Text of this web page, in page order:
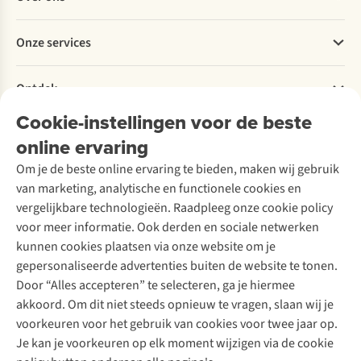
Cookie-instellingen voor de beste
online ervaring
Om je de beste online ervaring te bieden, maken wij gebruik
van marketing, analytische en functionele cookies en
vergelijkbare technologieën. Raadpleeg onze cookie policy
voor meer informatie. Ook derden en sociale netwerken
kunnen cookies plaatsen via onze website om je
gepersonaliseerde advertenties buiten de website te tonen.
Door “Alles accepteren” te selecteren, ga je hiermee
akkoord. Om dit niet steeds opnieuw te vragen, slaan wij je
voorkeuren voor het gebruik van cookies voor twee jaar op.
Je kan je voorkeuren op elk moment wijzigen via de cookie
Bestellen
Betalen
Levering
Retourneren
Bestelling herroepen
Garantie
Contact
Explore More
Verantwoord ondernemen
Over Ayacucho
Onze winkels
Over A.S.Adventure
Toegankelijkheidsverklaring
Onze services
Ski-onderhoud
Wasservice
Schoenonderhoud
Schoenherstelling
Kledingherstelling
Retouches
Voor bedrijven
Ontdek
A.S.Magazine
Podcast
Explore Academy
Explore Camp
Gear Check
Inspiratie & advies
Meld je aan voor de nieuwsbrief
Follow us
Disclaimer Privacy Policy Algemene voorwaarden